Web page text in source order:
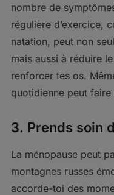
nombre de
régulière d’exercice,
natation, peut non
mais aussi à réduire
renforcer tes os.
quotidienne peut
3. Prends soin
La ménopause peut
montagnes russes
accorde-toi des